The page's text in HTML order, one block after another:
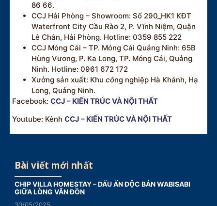
86 66.
CCJ Hải Phòng – Showroom: Số 290_HK1 KĐT
Waterfront City Cầu Rào 2, P. Vĩnh Niệm, Quận
Lê Chân, Hải Phòng. Hotline: 0359 855 222
CCJ Móng Cái – TP. Móng Cái Quảng Ninh: 65B
Hùng Vương, P. Ka Long, TP. Móng Cái, Quảng
Ninh. Hotline: 0961 672 172
Xưởng sản xuất: Khu công nghiệp Hà Khánh, Hạ
Long, Quảng Ninh.
Facebook: CCJ – KIẾN TRÚC VÀ NỘI THẤT
Youtube: Kênh CCJ – KIẾN TRÚC VÀ NỘI THẤT
Bài viết mới nhất
CHIP VILLA HOMESTAY – DẤU ẤN ĐỘC BẢN WABISABI
GIỮA LÒNG VÂN ĐỒN